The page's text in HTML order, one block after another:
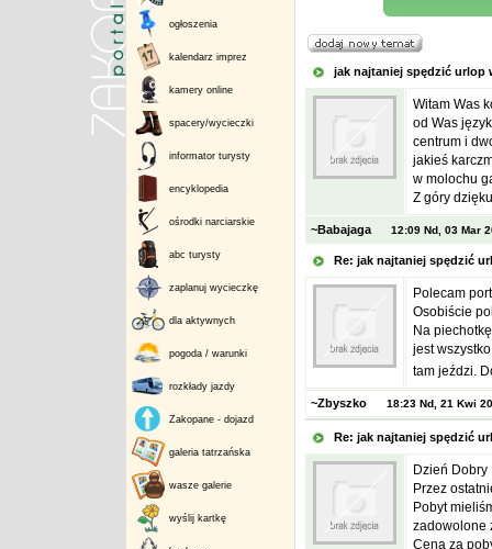
ogłoszenia
kalendarz imprez
kamery online
spacery/wycieczki
informator turysty
encyklopedia
ośrodki narciarskie
abc turysty
zaplanuj wycieczkę
dla aktywnych
pogoda / warunki
rozkłady jazdy
Zakopane - dojazd
galeria tatrzańska
wasze galerie
wyślij kartkę
jak najtaniej spędzić
Witam Was
od Was
centrum i
jakieś
w molochu
Z góry
~Babajaga 12:09 Nd, 03 Mar
Re: jak najtaniej spędzić
Polecam
Osobiście
Na
jest
tam jeździ.
~Zbyszko 18:23 Nd, 21 Kwi
Re: jak najtaniej spędzić
Dzień Dobry
Przez
Pobyt
zadowolone
Cena za